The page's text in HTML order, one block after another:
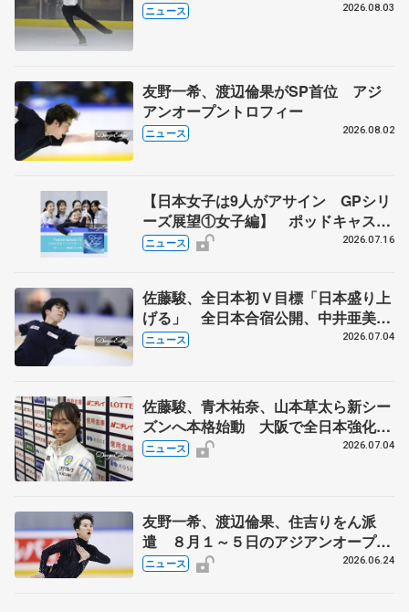
ニュース 2026.08.03
友野一希、渡辺倫果がSP首位 アジ
アンオープントロフィー
ニュース 2026.08.02
【日本女子は9人がアサイン GPシリ
ーズ展望①女子編】 ポッドキャスト
#72を配信
ニュース 2026.07.16
佐藤駿、全日本初Ｖ目標「日本盛り上
げる」 全日本合宿公開、中井亜美
「表現の幅広げる」 元世界王者のフ
ニュース 2026.07.04
佐藤駿、青木祐奈、山本草太ら新シー
ズンへ本格始動 大阪で全日本強化合
宿 シニアデビューの島田麻央らも
ニュース 2026.07.04
友野一希、渡辺倫果、住吉りをん派
遣 ８月１～５日のアジアンオープン
トロフィー
ニュース 2026.06.24